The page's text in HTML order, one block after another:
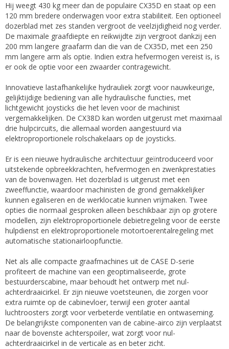
Hij weegt 430 kg meer dan de populaire CX35D en staat op een
120 mm bredere onderwagen voor extra stabiliteit. Een optioneel
dozerblad met zes standen vergroot de veelzijdigheid nog verder.
De maximale graafdiepte en reikwijdte zijn vergroot dankzij een
200 mm langere graafarm dan die van de CX35D, met een 250
mm langere arm als optie. Indien extra hefvermogen vereist is, is
er ook de optie voor een zwaarder contragewicht.
Innovatieve lastafhankelijke hydrauliek zorgt voor nauwkeurige,
gelijktijdige bediening van alle hydraulische functies, met
lichtgewicht joysticks die het leven voor de machinist
vergemakkelijken. De CX38D kan worden uitgerust met maximaal
drie hulpcircuits, die allemaal worden aangestuurd via
elektroproportionele rolschakelaars op de joysticks.
Er is een nieuwe hydraulische architectuur geïntroduceerd voor
uitstekende opbreekkrachten, hefvermogen en zwenkprestaties
van de bovenwagen. Het dozerblad is uitgerust met een
zweeffunctie, waardoor machinisten de grond gemakkelijker
kunnen egaliseren en de werklocatie kunnen vrijmaken. Twee
opties die normaal gesproken alleen beschikbaar zijn op grotere
modellen, zijn elektroproportionele debietregeling voor de eerste
hulpdienst en elektroproportionele motortoerentalregeling met
automatische stationairloopfunctie.
Net als alle compacte graafmachines uit de CASE D-serie
profiteert de machine van een geoptimaliseerde, grote
bestuurderscabine, maar behoudt het ontwerp met nul-
achterdraaicirkel. Er zijn nieuwe voetsteunen, die zorgen voor
extra ruimte op de cabinevloer, terwijl een groter aantal
luchtroosters zorgt voor verbeterde ventilatie en ontwaseming.
De belangrijkste componenten van de cabine-airco zijn verplaatst
naar de bovenste achterspoiler, wat zorgt voor nul-
achterdraaicirkel in de verticale as en beter zicht.